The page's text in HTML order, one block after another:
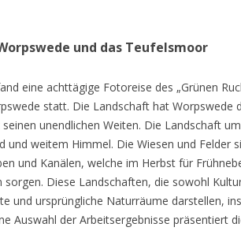
und das Teufelsmoor
eine achttägige Fotoreise des „Grünen
statt. Die Landschaft hat Worpswede
unendlichen Weiten. Die Landschaft
und weitem Himmel. Die Wiesen und Felder
und Kanälen, welche im Herbst für
sorgen. Diese Landschaften, die sowohl
und ursprüngliche Naturräume darstellen,
Auswahl der Arbeitsergebnisse präsentiert